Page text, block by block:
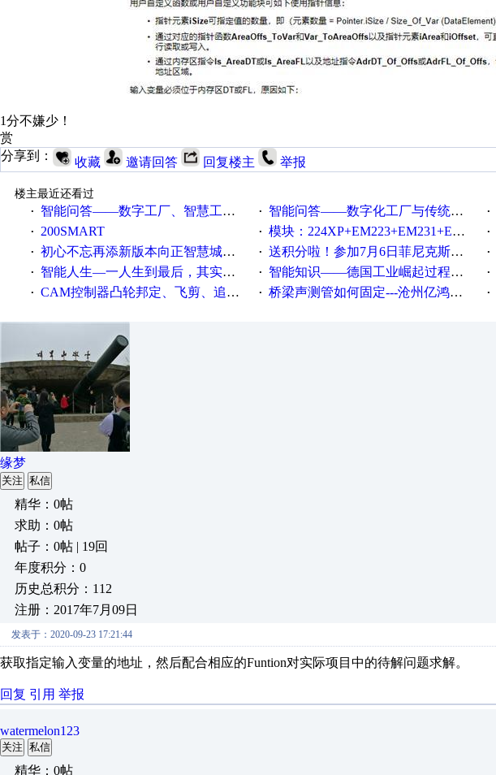
1分不嫌少！
赏
分享到：
收藏 邀请回答 回复楼主 举报
楼主最近还看过
·
智能问答——数字工厂、智慧工厂和智能制造三者的区别是什么？ · 智能问答——数字化工厂与传统工厂的差别体现在哪里？ ·
· 200SMART · 模块：224XP+EM223+EM231+EM235+EM232+EM232怎么用以太网通讯？ ·
· 初心不忘再添新版本向正智慧城市云展厅3.0版亮相 · 送积分啦！参加7月6日菲尼克斯在线研讨会即得 ·
· 智能人生—一人生到最后，其实拼的都是人品 · 智能知识——德国工业崛起过程中不得不提的10个关键词 ·
· CAM控制器凸轮邦定、飞剪、追剪等C功能块 · 桥梁声测管如何固定---沧州亿鸿声测管 ·
缘梦
关注 私信
精华：0帖
求助：0帖
帖子：0帖 | 19回
年度积分：0
历史总积分：112
注册：2017年7月09日
发表于：2020-09-23 17:21:44
获取指定输入变量的地址，然后配合相应的Funtion对实际项目中的待解问题求解。
回复 引用 举报
watermelon123
关注 私信
精华：0帖